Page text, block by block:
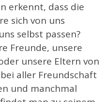
erkennt, dass die
sich von uns
selbst passen?
Freunde, unsere
unsere Eltern von
aller Freundschaft
und manchmal